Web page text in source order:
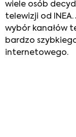
wiele osób
telewizji od
wybór kanałów
bardzo
internetowego.